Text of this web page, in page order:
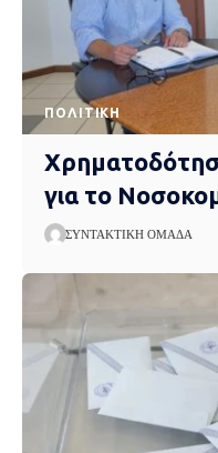
ΠΟΛΙΤΙΚΉ
για το
ΣΥΝΤΑΚΤΙΚΉ ΟΜΆΔΑ